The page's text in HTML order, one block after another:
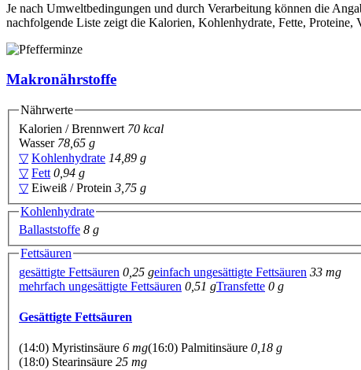
Je nach Umweltbedingungen und durch Verarbeitung können die
nachfolgende Liste zeigt die Kalorien, Kohlenhydrate, Fette,
Makronährstoffe
Nährwerte
Kalorien / Brennwert 70 kcal
Wasser 78,65 g
▽ Kohlenhydrate 14,89 g
▽ Fett 0,94 g
▽ Eiweiß / Protein 3,75 g
Kohlenhydrate
Ballaststoffe 8 g
Fettsäuren
gesättigte Fettsäuren 0,25 geinfach ungesättigte Fettsäuren 33 mg
mehrfach ungesättigte Fettsäuren 0,51 gTransfette 0 g
Gesättigte Fettsäuren
(14:0) Myristinsäure 6 mg(16:0) Palmitinsäure 0,18 g
(18:0) Stearinsäure 25 mg